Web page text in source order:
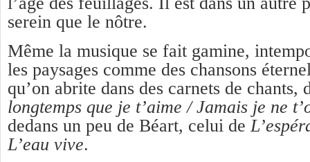
serein que le nôtre.
Même la musique se fait gamine,
les paysages comme des chansons
qu’on abrite dans des carnets de chants,
longtemps que je t’aime / Jamais je ne
dedans un peu de Béart, celui de
L’eau vive.